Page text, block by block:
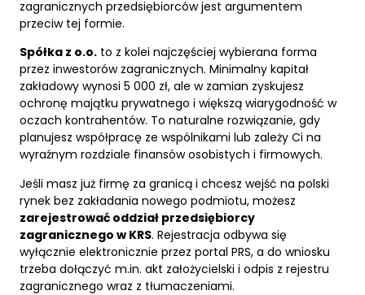
zagranicznych przedsiębiorców jest argumentem
przeciw tej formie.
Spółka z o.o. to z kolei najczęściej wybierana forma
przez inwestorów zagranicznych. Minimalny kapitał
zakładowy wynosi 5 000 zł, ale w zamian zyskujesz
ochronę majątku prywatnego i większą wiarygodność w
oczach kontrahentów. To naturalne rozwiązanie, gdy
planujesz współpracę ze wspólnikami lub zależy Ci na
wyraźnym rozdziale finansów osobistych i firmowych.
Jeśli masz już firmę za granicą i chcesz wejść na polski
rynek bez zakładania nowego podmiotu, możesz
zarejestrować oddział przedsiębiorcy
zagranicznego w KRS. Rejestracja odbywa się
wyłącznie elektronicznie przez portal PRS, a do wniosku
trzeba dołączyć m.in. akt założycielski i odpis z rejestru
zagranicznego wraz z tłumaczeniami.